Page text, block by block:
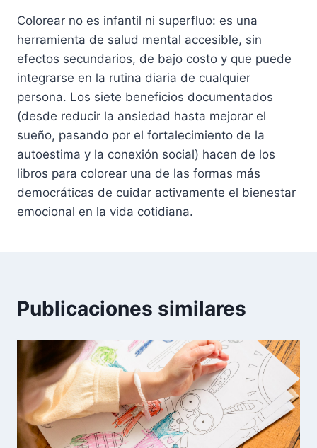
Colorear no es infantil ni superfluo: es una
herramienta de salud mental accesible, sin
efectos secundarios, de bajo costo y que puede
integrarse en la rutina diaria de cualquier
persona. Los siete beneficios documentados
(desde reducir la ansiedad hasta mejorar el
sueño, pasando por el fortalecimiento de la
autoestima y la conexión social) hacen de los
libros para colorear una de las formas más
democráticas de cuidar activamente el bienestar
emocional en la vida cotidiana.
Publicaciones similares